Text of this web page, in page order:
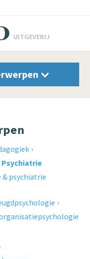
UITGEVERIJ
& psychiatrie